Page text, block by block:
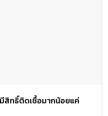
สิทธิ์ติดเชื้อมากน้อยแค่